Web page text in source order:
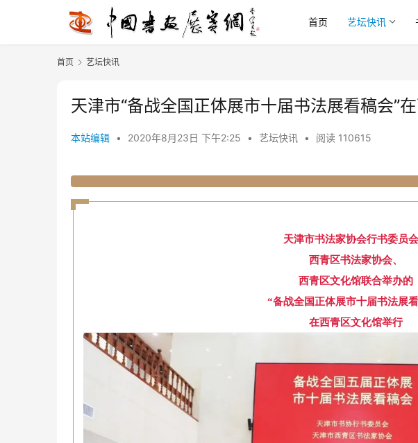
首页 艺坛快讯
首页 艺坛快讯
天津市“备战全国正体展市十届书法展看稿会”
本站编辑 • 2020年8月23日 下午2:25 • 艺坛快讯 • 阅读 110615
天津市书法家协会行书委员会
西青区书法家协会、
西青区文化馆联合举办的
“备战全国正体展市十届书法展
在西青区文化馆举行